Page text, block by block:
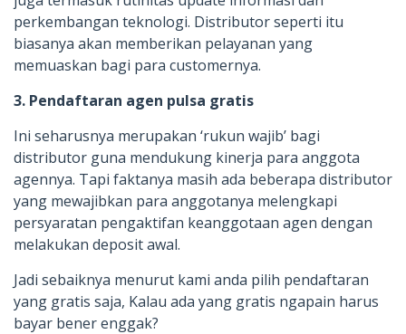
perkembangan teknologi. Distributor seperti itu
biasanya akan memberikan pelayanan yang
memuaskan bagi para customernya.
3. Pendaftaran agen pulsa gratis
Ini seharusnya merupakan ‘rukun wajib’ bagi
distributor guna mendukung kinerja para anggota
agennya. Tapi faktanya masih ada beberapa distributor
yang mewajibkan para anggotanya melengkapi
persyaratan pengaktifan keanggotaan agen dengan
melakukan deposit awal.
Jadi sebaiknya menurut kami anda pilih pendaftaran
yang gratis saja, Kalau ada yang gratis ngapain harus
bayar bener enggak?